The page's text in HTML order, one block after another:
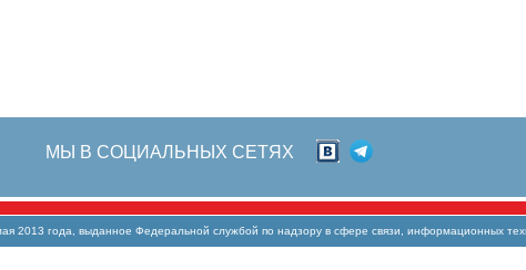
МЫ В СОЦИАЛЬНЫХ СЕТЯХ
года, выданное Федеральной службой по надзору в сфере связи, информационных